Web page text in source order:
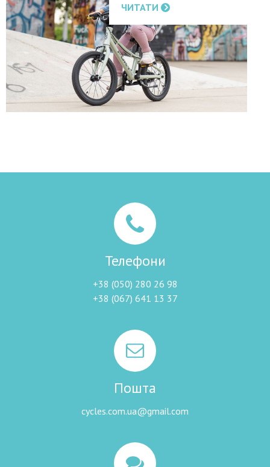
ЧИТАТИ
Телефони
+38 (050) 280 26 98
+38 (067) 641 13 37
Пошта
cycles.com.ua@gmail.com